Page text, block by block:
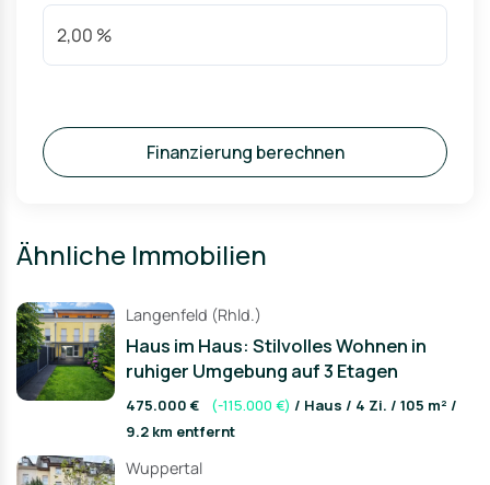
Finanzierung berechnen
Ähnliche Immobilien
Langenfeld (Rhld.)
Haus im Haus: Stilvolles Wohnen in
ruhiger Umgebung auf 3 Etagen
475.000 € (-115.000 €) / Haus / 4 Zi. / 105 m² /
9.2 km entfernt
Wuppertal